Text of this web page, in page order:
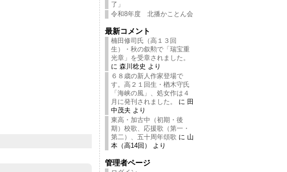
了」
令和8年度 北播かことん会
最新コメント
楠田修司氏（高１３回
生）・秋の叙勲で「瑞宝重
光章」を受章されました。
に 森川稔史 より
６８歳の新人作家登場で
す。高２１回生・楢木守氏
「海峡の風」、処女作は４
月に発刊されました。
に 田
中茂夫 より
東高・加古中（初期・後
期）校歌、応援歌（第一・
第二）、五十周年頌歌 に 山
本（高14回） より
管理者ページ